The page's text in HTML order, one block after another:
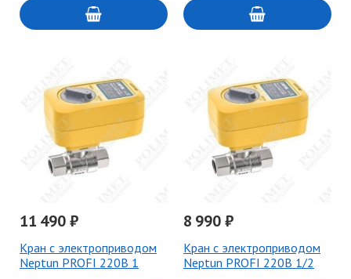
11 490 ₽
Кран с электроприводом
Neptun PROFI 220В 1
8 990 ₽
Кран с электроприводом
Neptun PROFI 220В 1/2